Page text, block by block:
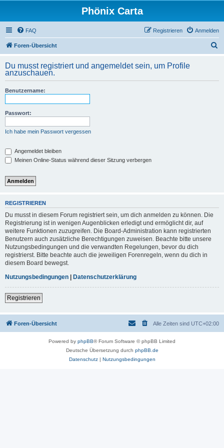
Phönix Carta
FAQ Anmelden
Registrieren
Foren-Übersicht
h
Du musst registriert und angemeldet sein, um Profile
anzuschauen.
Benutzername:
Passwort:
Ich habe mein Passwort vergessen
Angemeldet bleiben
Meinen Online-Status während dieser Sitzung verbergen
REGISTRIEREN
Du musst in diesem Forum registriert sein, um dich anmelden zu können. Die
Registrierung ist in wenigen Augenblicken erledigt und ermöglicht dir, auf
weitere Funktionen zuzugreifen. Die Board-Administration kann registrierten
Benutzern auch zusätzliche Berechtigungen zuweisen. Beachte bitte unsere
Nutzungsbedingungen und die verwandten Regelungen, bevor du dich
registrierst. Bitte beachte auch die jeweiligen Forenregeln, wenn du dich in
diesem Board bewegst.
Nutzungsbedingungen | Datenschutzerklärung
Registrieren
Foren-Übersicht Alle Zeiten sind UTC+02:00
Powered by phpBB® Forum Software © phpBB Limited
Deutsche Übersetzung durch phpBB.de
Datenschutz| Nutzungsbedingungen